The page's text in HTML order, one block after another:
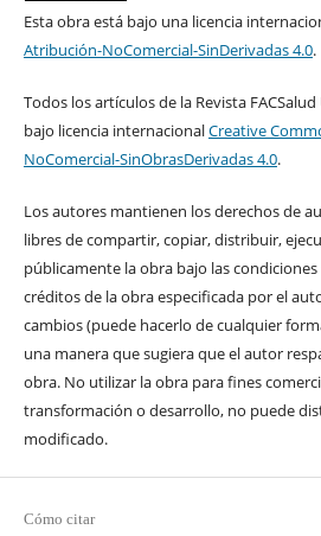
Esta obra está bajo una licencia
Atribución-NoComercial-SinDerivadas 4.0.
Todos los artículos de la Revista
bajo licencia internacionalCreative
NoComercial-SinObrasDerivadas 4.0.
Los autores mantienen los derechos de
libres de compartir, copiar, distribuir,
públicamente la obra bajo las
créditos de la obra especificada por el
cambios (puede hacerlo de cualquier
una manera que sugiera que el autor
obra. No utilizar la obra para fines
transformación o desarrollo, no puede
modificado.
Cómo citar